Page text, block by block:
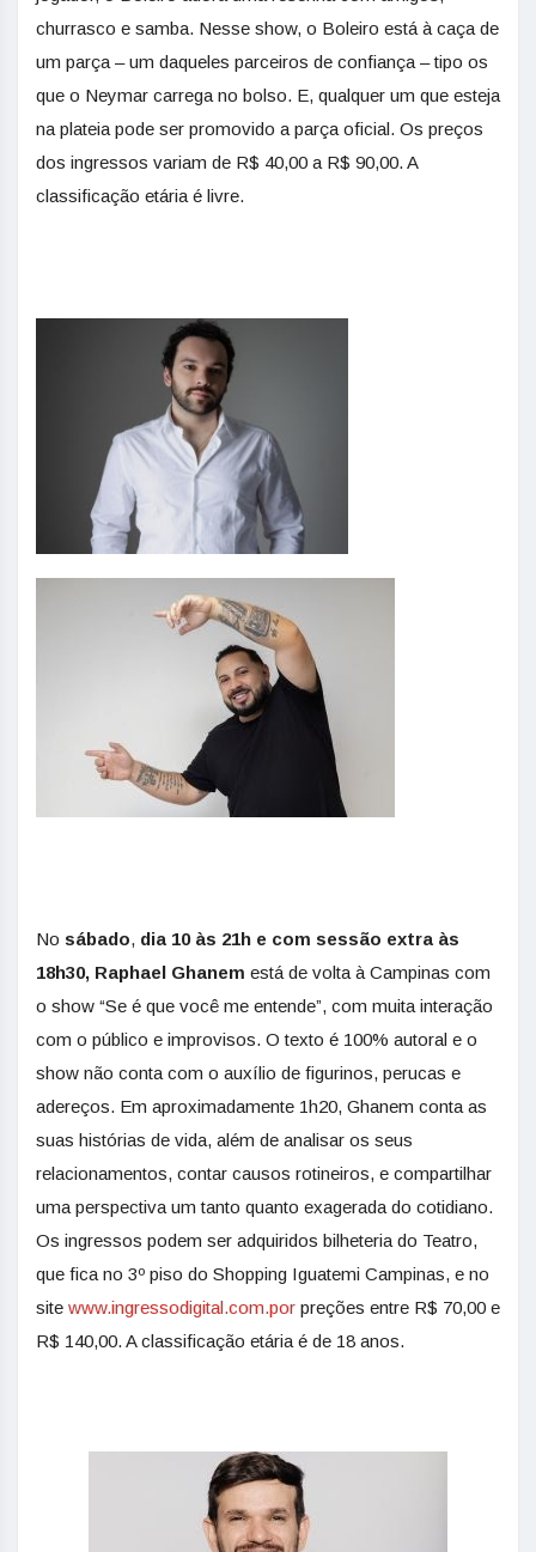
churrasco e samba. Nesse show, o Boleiro está à caça de
um parça – um daqueles parceiros de confiança – tipo os
que o Neymar carrega no bolso. E, qualquer um que esteja
na plateia pode ser promovido a parça oficial. Os preços
dos ingressos variam de R$ 40,00 a R$ 90,00. A
classificação etária é livre.
No sábado, dia 10 às 21h e com sessão extra às
18h30, Raphael Ghanem está de volta à Campinas com
o show “Se é que você me entende”, com muita interação
com o público e improvisos. O texto é 100% autoral e o
show não conta com o auxílio de figurinos, perucas e
adereços. Em aproximadamente 1h20, Ghanem conta as
suas histórias de vida, além de analisar os seus
relacionamentos, contar causos rotineiros, e compartilhar
uma perspectiva um tanto quanto exagerada do cotidiano.
Os ingressos podem ser adquiridos bilheteria do Teatro,
que fica no 3º piso do Shopping Iguatemi Campinas, e no
site www.ingressodigital.com.por preções entre R$ 70,00 e
R$ 140,00. A classificação etária é de 18 anos.